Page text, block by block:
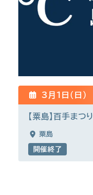
3月1日(日)
【粟島】百手まつり
粟島
開催終了